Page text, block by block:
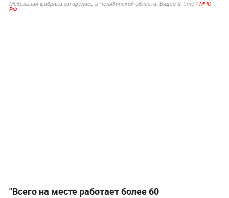
Мебельная фабрика загорелась в Челябинской области. Видео © t.me /МЧС
РФ
"Всего на месте работает более 60